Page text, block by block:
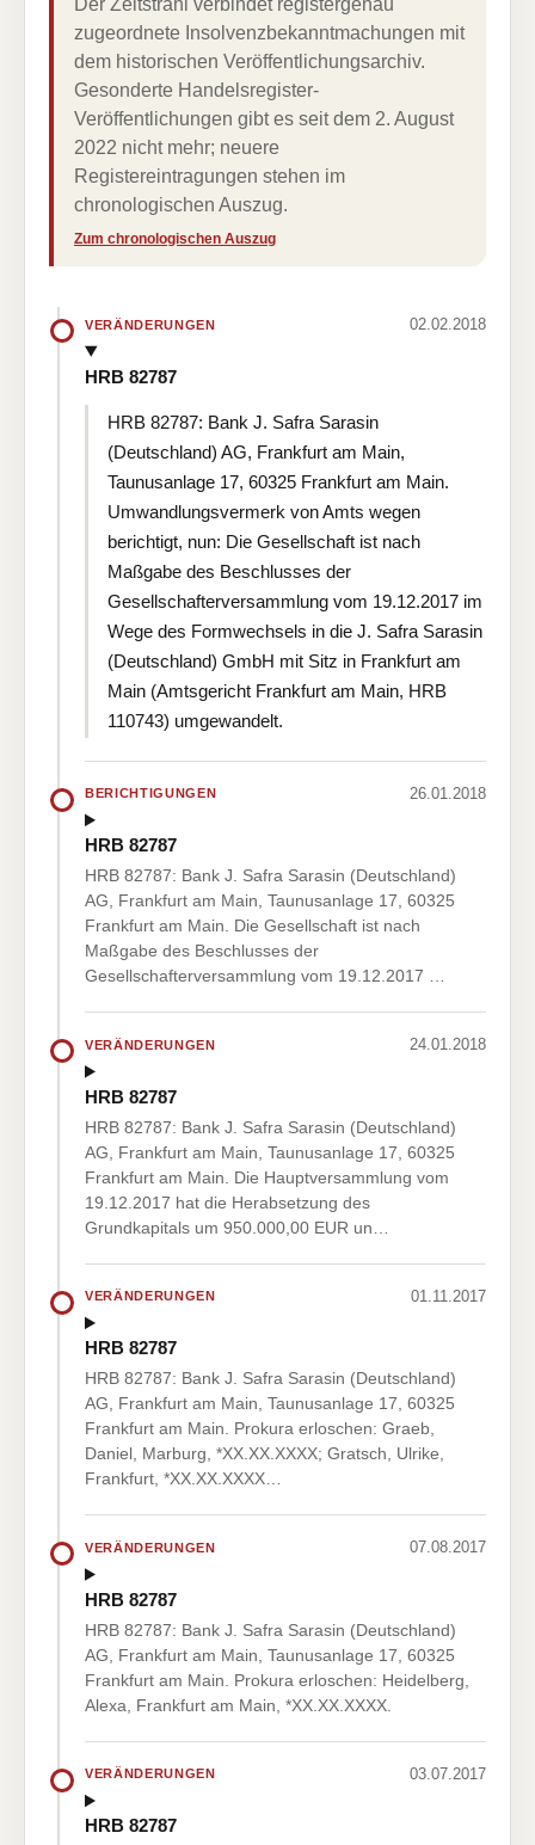
Der Zeitstrahl verbindet registergenau
zugeordnete Insolvenzbekanntmachungen mit
dem historischen Veröffentlichungsarchiv.
Gesonderte Handelsregister-
Veröffentlichungen gibt es seit dem 2. August
2022 nicht mehr; neuere
Registereintragungen stehen im
chronologischen Auszug.
Zum chronologischen Auszug
VERÄNDERUNGEN 02.02.2018
HRB 82787
HRB 82787: Bank J. Safra Sarasin
(Deutschland) AG, Frankfurt am Main,
Taunusanlage 17, 60325 Frankfurt am Main.
Umwandlungsvermerk von Amts wegen
berichtigt, nun: Die Gesellschaft ist nach
Maßgabe des Beschlusses der
Gesellschafterversammlung vom 19.12.2017 im
Wege des Formwechsels in die J. Safra Sarasin
(Deutschland) GmbH mit Sitz in Frankfurt am
Main (Amtsgericht Frankfurt am Main, HRB
110743) umgewandelt.
BERICHTIGUNGEN 26.01.2018
HRB 82787
HRB 82787: Bank J. Safra Sarasin (Deutschland)
AG, Frankfurt am Main, Taunusanlage 17, 60325
Frankfurt am Main. Die Gesellschaft ist nach
Maßgabe des Beschlusses der
Gesellschafterversammlung vom 19.12.2017 …
VERÄNDERUNGEN 24.01.2018
HRB 82787
HRB 82787: Bank J. Safra Sarasin (Deutschland)
AG, Frankfurt am Main, Taunusanlage 17, 60325
Frankfurt am Main. Die Hauptversammlung vom
19.12.2017 hat die Herabsetzung des
Grundkapitals um 950.000,00 EUR un…
VERÄNDERUNGEN 01.11.2017
HRB 82787
HRB 82787: Bank J. Safra Sarasin (Deutschland)
AG, Frankfurt am Main, Taunusanlage 17, 60325
Frankfurt am Main. Prokura erloschen: Graeb,
Daniel, Marburg, *XX.XX.XXXX; Gratsch, Ulrike,
Frankfurt, *XX.XX.XXXX…
VERÄNDERUNGEN 07.08.2017
HRB 82787
HRB 82787: Bank J. Safra Sarasin (Deutschland)
AG, Frankfurt am Main, Taunusanlage 17, 60325
Frankfurt am Main. Prokura erloschen: Heidelberg,
Alexa, Frankfurt am Main, *XX.XX.XXXX.
VERÄNDERUNGEN 03.07.2017
HRB 82787